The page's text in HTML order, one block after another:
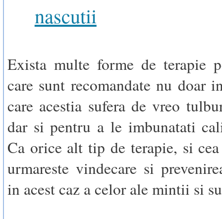
nascutii
Exista multe forme de terapie
care sunt recomandate nu doar
care acestia sufera de vreo
dar si pentru a le imbunatati
Ca orice alt tip de terapie, si
urmareste vindecare si
in acest caz a celor ale mintii si